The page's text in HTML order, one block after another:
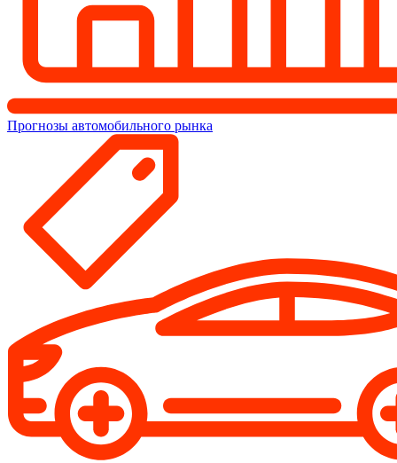
Прогнозы автомобильного рынка